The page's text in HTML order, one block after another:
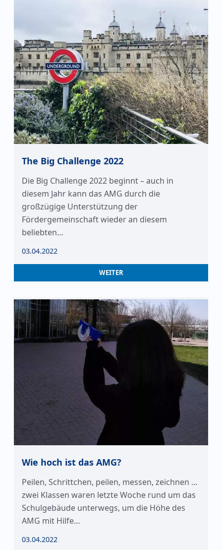
The Big Challenge 2022
Die Big Challenge 2022 beginnt – auch in
diesem Jahr kann das AMG durch die
großzügige Unterstützung der
Fördergemeinschaft wieder an diesem
beliebten…
03.04.2022
WEITER
Wie hoch ist das AMG?
Peilen, Schrittchen, peilen, messen, zeichnen ...
zwei Klassen waren letzte Woche rund um das
Schulgebäude unterwegs, um die Höhe des
AMG mit Hilfe…
03.04.2022